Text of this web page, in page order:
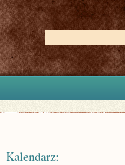
Kalendarz: